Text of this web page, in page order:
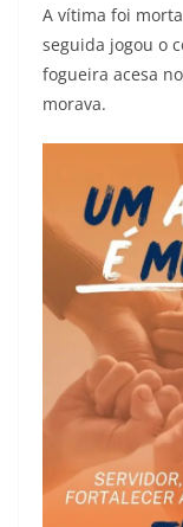
A vítima foi
seguida jogou o
fogueira acesa
morava.